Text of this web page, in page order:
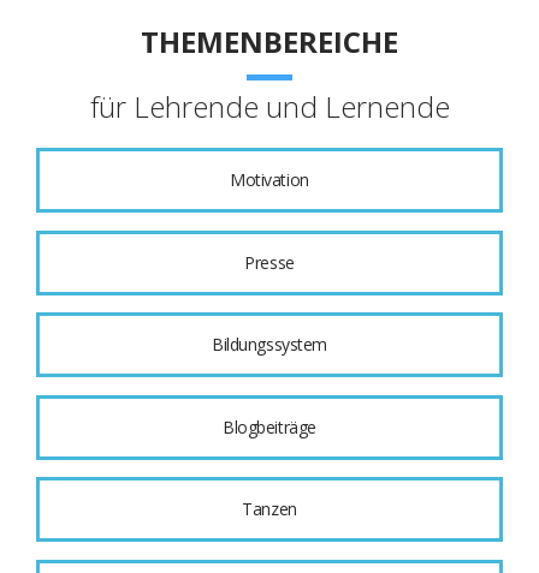
THEMENBEREICHE
für Lehrende und Lernende
Motivation
Presse
Bildungssystem
Blogbeiträge
Tanzen